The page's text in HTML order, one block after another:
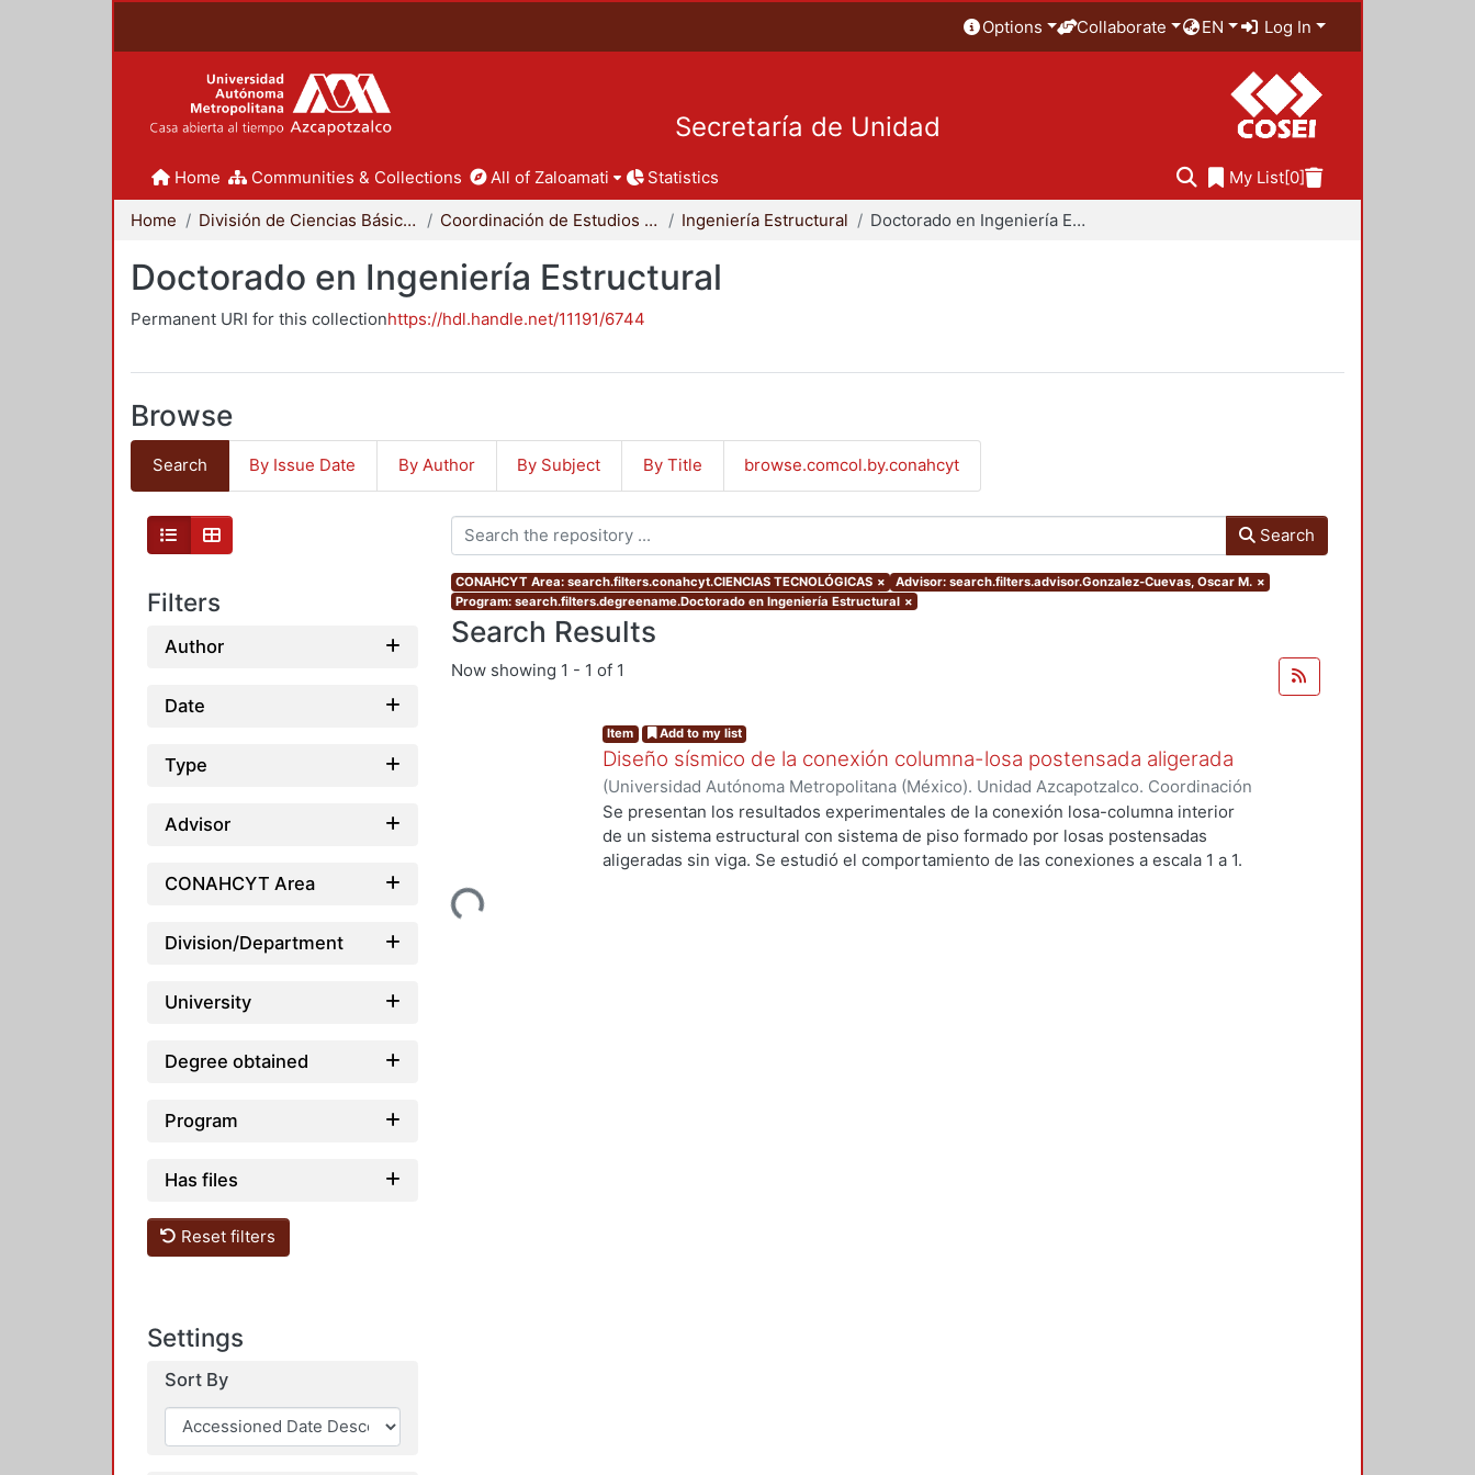
Options Collaborate EN Log In
Secretaría de Unidad
Home Communities & Collections All of Zaloamati Statistics My List[0]
Home División de Ciencias Básicas e Ingeniería Coordinación de Estudios de Posgrado - CBI Ingeniería Estructural Doctorado en Ingeniería Estructural
Doctorado en Ingeniería Estructural
Permanent URI for this collectionhttps://hdl.handle.net/11191/6744
Browse
Search By Issue Date By Author By Subject By Title browse.comcol.by.conahcyt
Filters
Author
Date
Type
Advisor
CONAHCYT Area
Division/Department
University
Degree obtained
Program
Has files
Reset filters
Settings
Sort By
Search
CONAHCYT Area: search.filters.conahcyt.CIENCIAS TECNOLÓGICAS × Advisor: search.filters.advisor.Gonzalez-Cuevas, Oscar M. ×
Program: search.filters.degreename.Doctorado en Ingeniería Estructural ×
Search Results
Now showing 1 - 1 of 1
Loading...
Item Add to my list
Diseño sísmico de la conexión columna-losa postensada aligerada
(Universidad Autónoma Metropolitana (México). Unidad Azcapotzalco. Coordinación
de Servicios de Información. ,2013-09)Arellano-Mendez, Eduardo
Se presentan los resultados experimentales de la conexión losa-columna interior
de un sistema estructural con sistema de piso formado por losas postensadas
aligeradas sin viga. Se estudió el comportamiento de las conexiones a escala 1 a 1.